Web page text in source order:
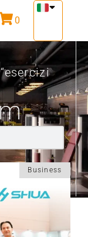
0
Business